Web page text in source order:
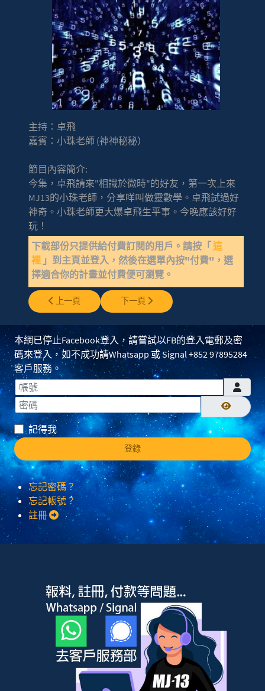
主持：卓飛
嘉賓：小珠老師 (神神秘秘）
節目內容簡介:
今集，卓飛請來"相識於微時"的好友，第一次上來
MJ13的小珠老師，分享咩叫做靈數學。卓飛試過好
神奇。小珠老師更大爆卓飛生平事。今晚應該好好
玩！
下載部份只提供給付費訂閱的用戶。請按「 這
裡 」到主頁並登入，然後在選單內按"付費"，選
擇適合你的計畫並付費便可瀏覽。
上一篇文章: EP0396 - 敵方的直昇機
上一頁 下一篇文章: EP0394 - 吹波膠UFO + 無面
下一頁
本網已停止Facebook登入，請嘗試以FB的登入電郵及密
碼來登入，如不成功請Whatsapp 或 Signal +852 97895284
客戶服務。
帳號
密碼
顯示密碼
記得我
登錄
忘記密碼？
忘記帳號？
註冊